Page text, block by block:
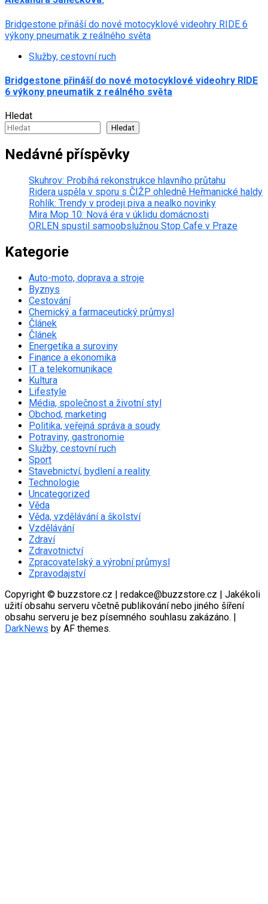
Bridgestone přináší do nové motocyklové videohry RIDE 6
výkony pneumatik z reálného světa
Služby, cestovní ruch
Bridgestone přináší do nové motocyklové videohry RIDE
6 výkony pneumatik z reálného světa
Hledat
Hledat
Nedávné příspěvky
Skuhrov: Probíhá rekonstrukce hlavního průtahu
Ridera uspěla v sporu s ČIŽP ohledně Heřmanické haldy
Rohlík: Trendy v prodeji piva a nealko novinky
Mira Mop 10: Nová éra v úklidu domácnosti
ORLEN spustil samoobslužnou Stop Cafe v Praze
Kategorie
Auto-moto, doprava a stroje
Byznys
Cestování
Chemický a farmaceutický průmysl
Článek
Článek
Energetika a suroviny
Finance a ekonomika
IT a telekomunikace
Kultura
Lifestyle
Média, společnost a životní styl
Obchod, marketing
Politika, veřejná správa a soudy
Potraviny, gastronomie
Služby, cestovní ruch
Sport
Stavebnictví, bydlení a reality
Technologie
Uncategorized
Věda
Věda, vzdělávání a školství
Vzdělávání
Zdraví
Zdravotnictví
Zpracovatelský a výrobní průmysl
Zpravodajství
Copyright © buzzstore.cz | redakce@buzzstore.cz | Jakékoli
užití obsahu serveru včetně publikování nebo jiného šíření
obsahu serveru je bez písemného souhlasu zakázáno. |
DarkNews by AF themes.